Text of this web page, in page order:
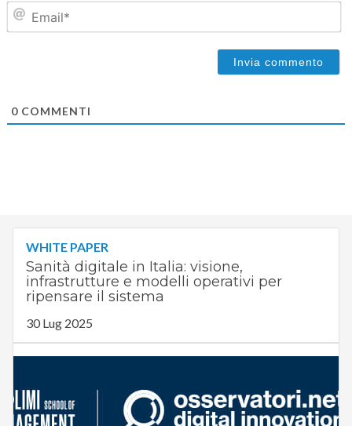
0COMMENTI
WHITE PAPER
Sanità digitale in Italia: visione,
infrastrutture e modelli operativi per
ripensare il sistema
30 Lug 2025